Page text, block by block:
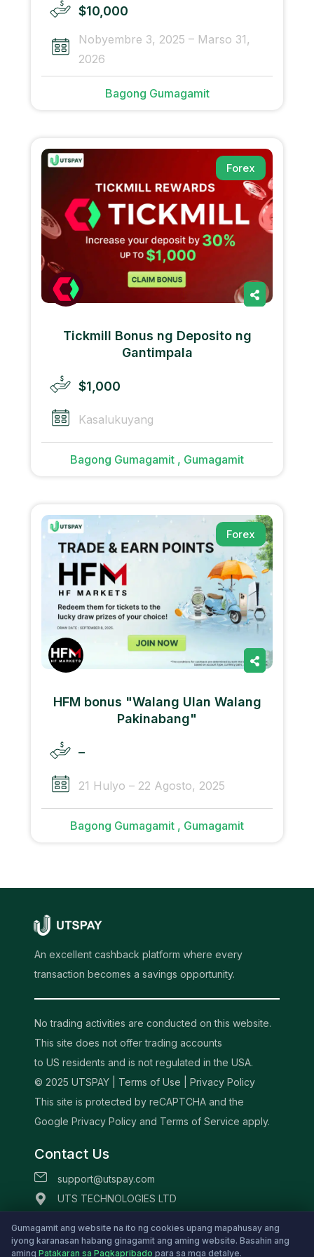
$10,000
Nobyembre 3, 2025 – Marso 31,
2026
Bagong Gumagamit
Forex
Tickmill Bonus ng Deposito ng
Gantimpala
$1,000
Kasalukuyang
Bagong Gumagamit , Gumagamit
Forex
HFM bonus "Walang Ulan Walang
Pakinabang"
–
21 Hulyo – 22 Agosto, 2025
Bagong Gumagamit , Gumagamit
An excellent cashback platform where every
transaction becomes a savings opportunity.
No trading activities are conducted on this website.
This site does not offer trading accounts
to US residents and is not regulated in the USA.
© 2025 UTSPAY | Terms of Use
Privacy Policy
This site is protected by reCAPTCHA and the
Google Privacy Policy and Terms of Service apply.
Contact Us
support@utspay.com
UTS TECHNOLOGIES LTD
Kingstown St.Vincent and the Grenadines
Gumagamit ang website na ito ng cookies upang mapahusay ang
iyong karanasan habang ginagamit ang aming website. Basahin ang
aming Patakaran sa Pagkapribado para sa mga detalye.